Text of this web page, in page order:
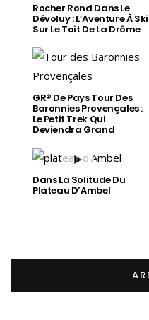
Rocher Rond Dans Le
Dévoluy : L’Aventure À Ski
Sur Le Toit De La Drôme
GR® De Pays Tour Des
Baronnies Provençales :
Le Petit Trek Qui
Deviendra Grand
Dans La Solitude Du
Plateau D’Ambel